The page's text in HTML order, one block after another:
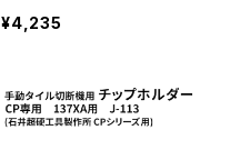
00mm(JPS、JWS、JHSシ
リーズ300mm、400mm用)
¥4,235